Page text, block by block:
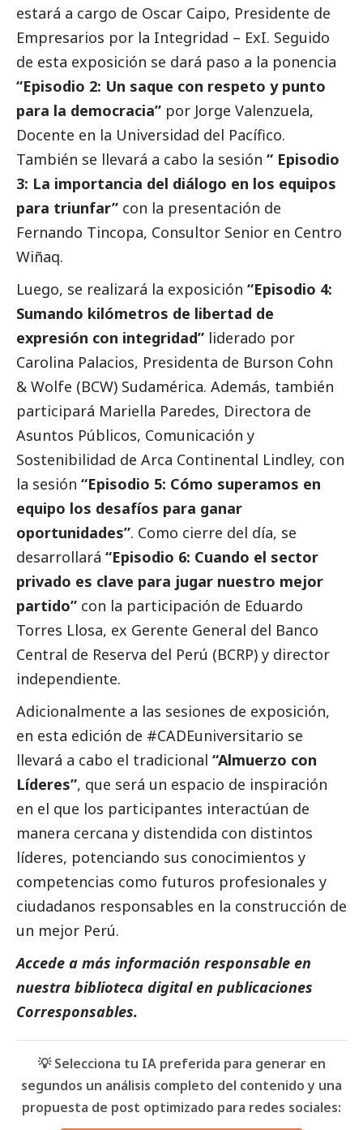
estará a cargo de Oscar Caipo, Presidente de
Empresarios por la Integridad – ExI. Seguido
de esta exposición se dará paso a la ponencia
“Episodio 2: Un saque con respeto y punto
para la democracia” por Jorge Valenzuela,
Docente en la Universidad del Pacífico.
También se llevará a cabo la sesión “ Episodio
3: La importancia del diálogo en los equipos
para triunfar” con la presentación de
Fernando Tincopa, Consultor Senior en Centro
Wiñaq.
Luego, se realizará la exposición “Episodio 4:
Sumando kilómetros de libertad de
expresión con integridad” liderado por
Carolina Palacios, Presidenta de Burson Cohn
& Wolfe (BCW) Sudamérica. Además, también
participará Mariella Paredes, Directora de
Asuntos Públicos, Comunicación y
Sostenibilidad de Arca Continental Lindley, con
la sesión “Episodio 5: Cómo superamos en
equipo los desafíos para ganar
oportunidades”. Como cierre del día, se
desarrollará “Episodio 6: Cuando el sector
privado es clave para jugar nuestro mejor
partido” con la participación de Eduardo
Torres Llosa, ex Gerente General del Banco
Central de Reserva del Perú (BCRP) y director
independiente.
Adicionalmente a las sesiones de exposición,
en esta edición de #CADEuniversitario se
llevará a cabo el tradicional “Almuerzo con
Líderes”, que será un espacio de inspiración
en el que los participantes interactúan de
manera cercana y distendida con distintos
líderes, potenciando sus conocimientos y
competencias como futuros profesionales y
ciudadanos responsables en la construcción de
un mejor Perú.
Accede a más información responsable en
nuestra biblioteca digital en publicaciones
Corresponsables.
💡 Selecciona tu IA preferida para generar en
segundos un análisis completo del contenido y una
propuesta de post optimizado para redes sociales: